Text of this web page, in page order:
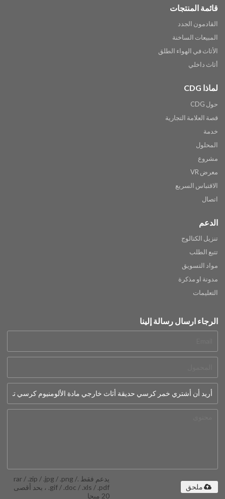
قائمة المنتجات
القادمون الجدد
المبيعات الساخنة
الأثاث في الهواء الطلق
أثاث داخلي
لماذا CDG
حول CDG
قصة العلامة التجارية
خدمة
المحلول
مشروع
معرض VR
الاقتباس السريع
اتصال
الدعم
تنزيل الكتالوج
تتبع الطلب
مواد التسويق
مدونة او مذكرة
التعليمات
الرجاء ارسال رسالة إلينا
يدعم فقط .rar / .zip / .jpg / .png /
.gif / .doc / .xls / .pdf ، بحد أقصى
20 ميجا
ملحق